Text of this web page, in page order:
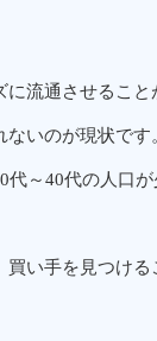
流通させるこ
いのが現状です
～40代の人口
い手を見つけ